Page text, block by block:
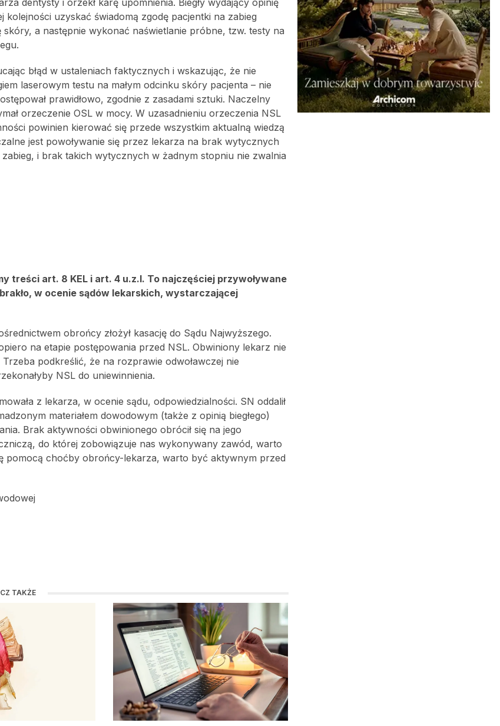
dentysty i orzekł karę upomnienia. Biegły wydający opinię
uzyskać świadomą zgodę pacjentki na zabieg
a następnie wykonać naświetlanie próbne, tzw. testy na
błąd w ustaleniach faktycznych i wskazując, że nie
laserowym testu na małym odcinku skóry pacjenta – nie
prawidłowo, zgodnie z zasadami sztuki. Naczelny
orzeczenie OSL w mocy. W uzasadnieniu orzeczenia NSL
powinien kierować się przede wszystkim aktualną wiedzą
jest powoływanie się przez lekarza na brak wytycznych
i brak takich wytycznych w żadnym stopniu nie zwalnia
treści art. 8 KEL i art. 4 u.z.l. To najczęściej przywoływane
w ocenie sądów lekarskich, wystarczającej
obrońcy złożył kasację do Sądu Najwyższego.
na etapie postępowania przed NSL. Obwiniony lekarz nie
podkreślić, że na rozprawie odwoławczej nie
NSL do uniewinnienia.
z lekarza, w ocenie sądu, odpowiedzialności. SN oddalił
materiałem dowodowym (także z opinią biegłego)
Brak aktywności obwinionego obrócił się na jego
do której zobowiązuje nas wykonywany zawód, warto
choćby obrońcy-lekarza, warto być aktywnym przed
TAKŻE